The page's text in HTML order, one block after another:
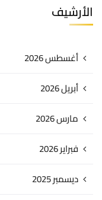
الأرشيف
أغسطس 2026
أبريل 2026
مارس 2026
فبراير 2026
ديسمبر 2025